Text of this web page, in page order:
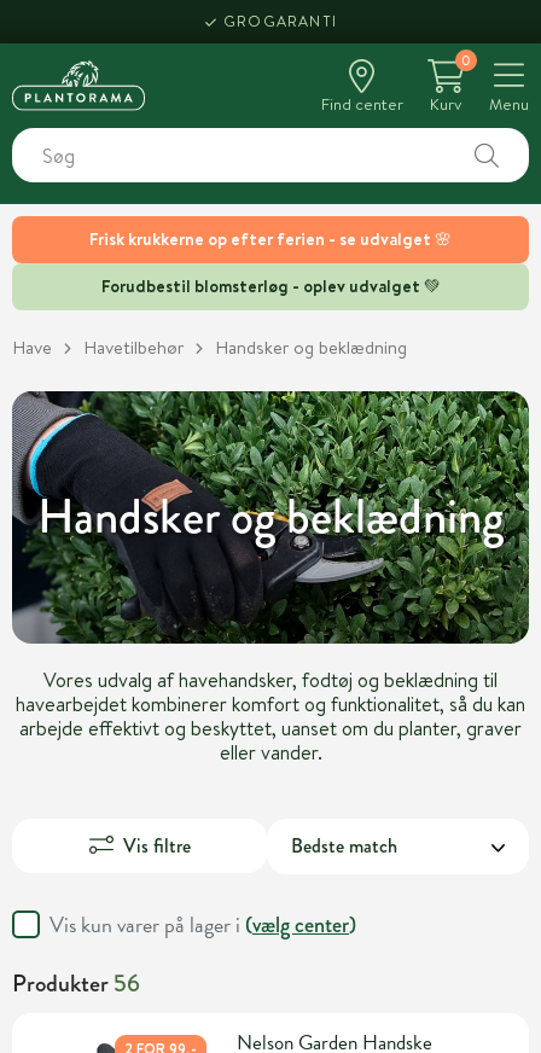
Frisk krukkerne op efter ferien - se udvalget 🌸
Forudbestil blomsterløg - oplev udvalget 💚
HENT SAMME DAG
Find center
0
Kurv
Menu
Have Havetilbehør Handsker og beklædning
Handsker og beklædning
Vores udvalg af havehandsker, fodtøj og beklædning til
havearbejdet kombinerer komfort og funktionalitet, så du kan
arbejde effektivt og beskyttet, uanset om du planter, graver
eller vander.
Vis filtre
Vis kun varer på lager i (vælg center)
Produkter56
2 FOR 99,-
Nelson Garden Handske